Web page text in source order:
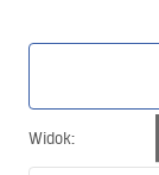
nowoczesne
wpuszczane w
dopasowaną do
Szeroki wybór
dopasowanie
Widok: